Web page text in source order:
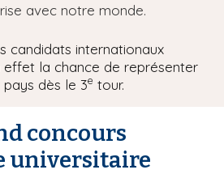
avec notre monde.
candidats internationaux
la chance de représenter
dès le 3e tour.
concours
universitaire